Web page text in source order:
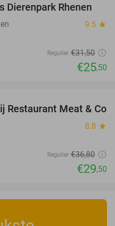
19%
Dierenpark Rhenen
9.5 star
Regulier €31,50
€25,50
20%
Restaurant Meat & Co
8.8 star
Regulier €36,80
€29,50